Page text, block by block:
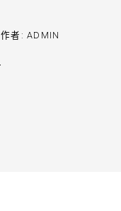
作者:ADMIN